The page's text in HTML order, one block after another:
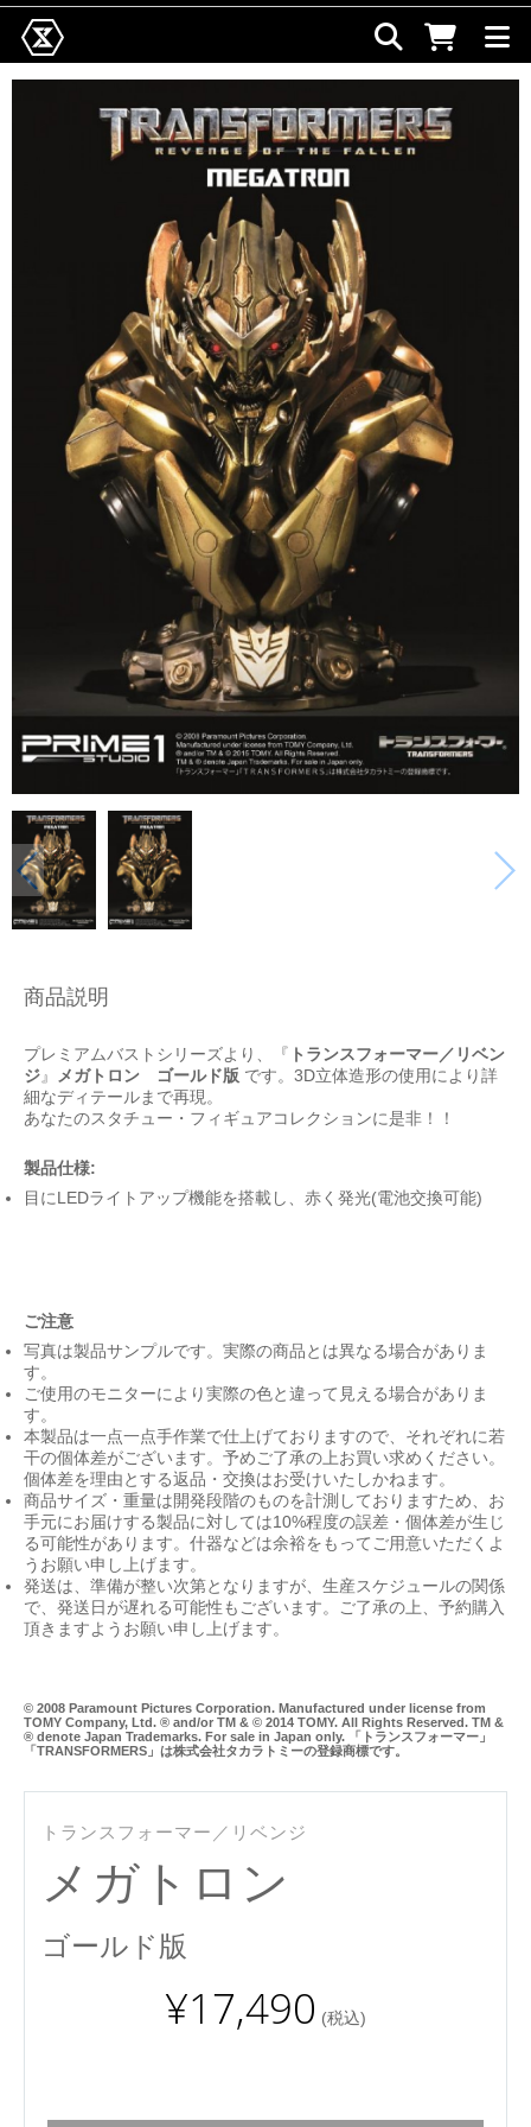
商品説明
プレミアムバストシリーズより、『 トランスフォーマー／リベン
ジ』 メガトロン ゴールド版 です。3D立体造形の使用により詳
細なディテールまで再現。
あなたのスタチュー・フィギュアコレクションに是非！！
製品仕様:
目にLEDライトアップ機能を搭載し、赤く発光(電池交換可能)
ご注意
写真は製品サンプルです。実際の商品とは異なる場合がありま
す。
ご使用のモニターにより実際の色と違って見える場合がありま
す。
本製品は一点一点手作業で仕上げておりますので、それぞれに若
干の個体差がございます。予めご了承の上お買い求めください。
個体差を理由とする返品・交換はお受けいたしかねます。
商品サイズ・重量は開発段階のものを計測しておりますため、お
手元にお届けする製品に対しては10%程度の誤差・個体差が生じ
る可能性があります。什器などは余裕をもってご用意いただくよ
うお願い申し上げます。
発送は、準備が整い次第となりますが、生産スケジュールの関係
で、発送日が遅れる可能性もございます。ご了承の上、予約購入
頂きますようお願い申し上げます。
© 2008 Paramount Pictures Corporation. Manufactured under license from
TOMY Company, Ltd. ® and/or TM & © 2014 TOMY. All Rights Reserved. TM &
® denote Japan Trademarks. For sale in Japan only. 「トランスフォーマー」
「TRANSFORMERS」は株式会社タカラトミーの登録商標です。
トランスフォーマー／リベンジ
メガトロン
ゴールド版
¥17,490 (税込)